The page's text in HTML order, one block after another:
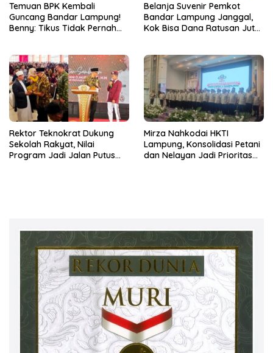
Temuan BPK Kembali
Guncang Bandar Lampung!
Benny: Tikus Tidak Pernah
Belanja Suvenir Pemkot
Bandar Lampung Janggal,
Kok Bisa Dana Ratusan Juta
Rektor Teknokrat Dukung
Sekolah Rakyat, Nilai
Program Jadi Jalan Putus
Mirza Nahkodai HKTI
Lampung, Konsolidasi Petani
dan Nelayan Jadi Prioritas